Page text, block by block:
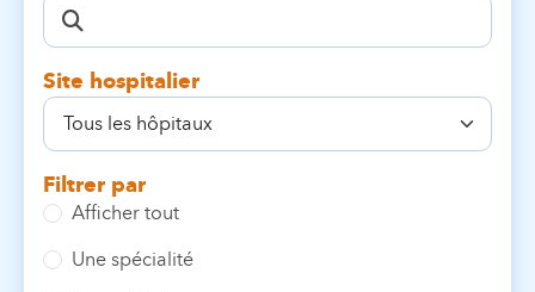
Site hospitalier
Filtrer par
Afficher tout
Une spécialité